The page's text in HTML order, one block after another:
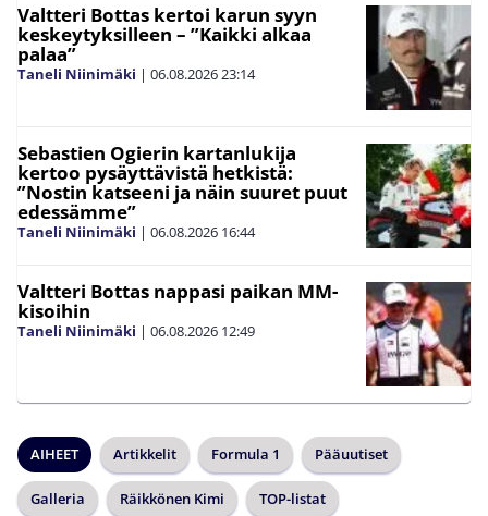
Valtteri Bottas kertoi karun syyn
keskeytyksilleen – ”Kaikki alkaa
palaa”
Taneli Niinimäki | 06.08.2026 23:14
Sebastien Ogierin kartanlukija
kertoo pysäyttävistä hetkistä:
”Nostin katseeni ja näin suuret puut
edessämme”
Taneli Niinimäki | 06.08.2026 16:44
Valtteri Bottas nappasi paikan MM-
kisoihin
Taneli Niinimäki | 06.08.2026 12:49
AIHEET Artikkelit Formula 1 Pääuutiset
Galleria Räikkönen Kimi TOP-listat